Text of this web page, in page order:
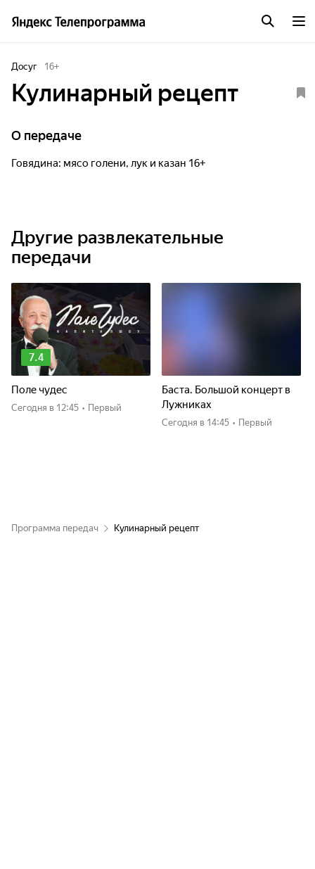
Досуг 16+
Кулинарный рецепт
О передаче
Говядина: мясо голени, лук и казан 16+
Другие развлекательные
передачи
7.4
Поле чудес
Сегодня в 12:45 • Первый
Баста. Большой концерт в
Лужниках
Сегодня в 14:45 • Первый
Программа передач Кулинарный рецепт